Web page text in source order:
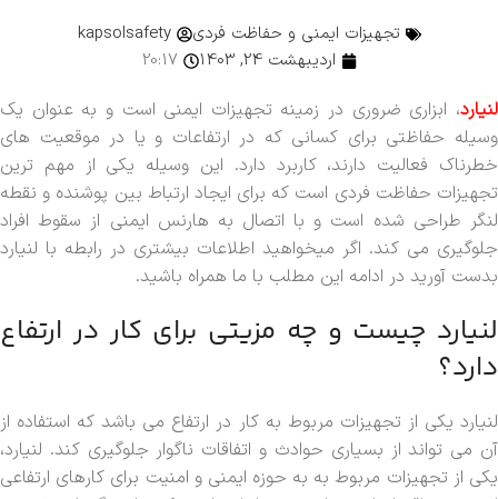
تجهیزات ایمنی و حفاظت فردی
kapsolsafety
اردیبهشت 24, 1403
20:17
لنیارد، ابزاری ضروری در زمینه تجهیزات ایمنی است و به عنوان یک
وسیله حفاظتی برای کسانی که در ارتفاعات و یا در موقعیت های
خطرناک فعالیت دارند، کاربرد دارد. این وسیله یکی از مهم ترین
تجهیزات حفاظت فردی است که برای ایجاد ارتباط بین پوشنده و نقطه
لنگر طراحی شده است و با اتصال به هارنس ایمنی از سقوط افراد
جلوگیری می کند. اگر میخواهید اطلاعات بیشتری در رابطه با لنیارد
بدست آورید در ادامه این مطلب با ما همراه باشید.
لنیارد چیست و چه مزیتی برای کار در ارتفاع
دارد؟
لنیارد یکی از تجهیزات مربوط به کار در ارتفاع می باشد که استفاده از
آن می تواند از بسیاری حوادث و اتفاقات ناگوار جلوگیری کند. لنیارد،
یکی از تجهیزات مربوط به به حوزه ایمنی و امنیت برای کارهای ارتفاعی